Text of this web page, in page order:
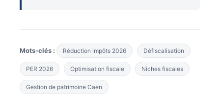
Mots-clés : Réduction impôts 2026 Défiscalisation
PER 2026 Optimisation fiscale Niches fiscales
Gestion de patrimoine Caen